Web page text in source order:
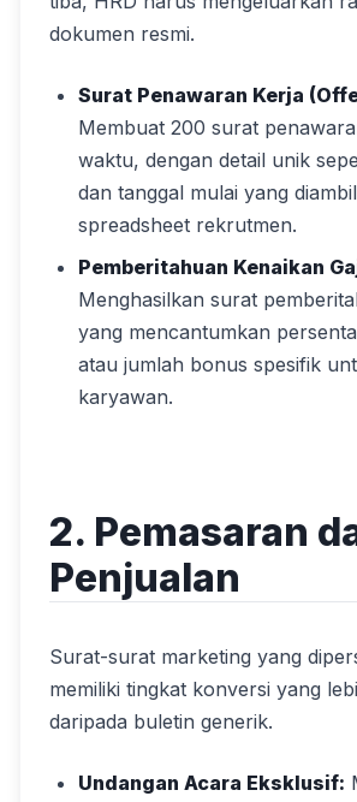
dokumen resmi.
Surat Penawaran Kerja
Membuat 200 surat
waktu, dengan detail unik
dan tanggal mulai yang
spreadsheet rekrutmen.
Pemberitahuan Kenaikan
Menghasilkan surat
yang mencantumkan
atau jumlah bonus spesifik
karyawan.
2. Pemasaran
Penjualan
Surat-surat marketing yang
memiliki tingkat konversi yang
daripada buletin generik.
Undangan Acara Eksklusif: